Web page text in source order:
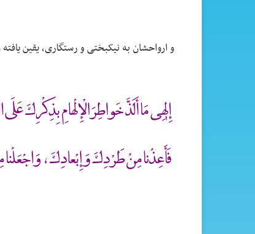
و ارواحشان به نیکبختی و رستگاری، یقین
إِلٰهِى مَا أَلَذَّ خَواطِرَ الْإِلْهامِ بِذِكْرِكَ
فَأَعِذْنا مِنْ طَرْدِكَ وَ إِبْعادِكَ ،